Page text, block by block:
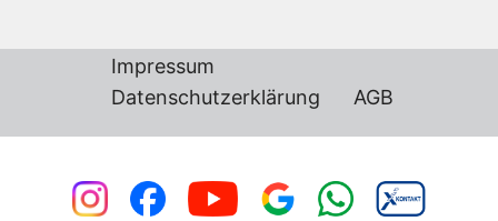
Impressum
Datenschutzerklärung
AGB